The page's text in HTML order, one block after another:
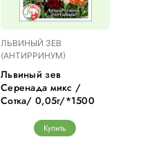
ЛЬВИНЫЙ ЗЕВ
(АНТИРРИНУМ)
Львиный зев
Серенада микс /
Сотка/ 0,05г/*1500
Купить